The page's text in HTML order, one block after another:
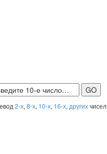
2-х, 8-х, 10-х, 16-х, другихчисел